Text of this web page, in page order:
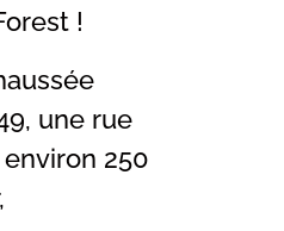
!
une rue
250